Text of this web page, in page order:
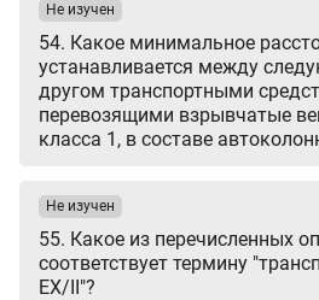
54. Какое минимальное
устанавливается между
другом транспортными
перевозящими взрывчатые
класса 1, в составе
Не изучен
55. Какое из перечисленных
соответствует термину
EX/II"?
Не изучен